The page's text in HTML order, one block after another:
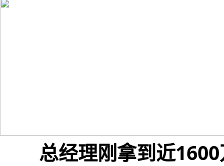
总经理刚拿到近